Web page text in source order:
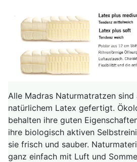
Alle Madras Naturmatratzen sind
natürlichem Latex gefertigt.
behalten ihre guten
ihre biologisch aktiven
sie frisch und sauber.
ganz einfach mit Luft und